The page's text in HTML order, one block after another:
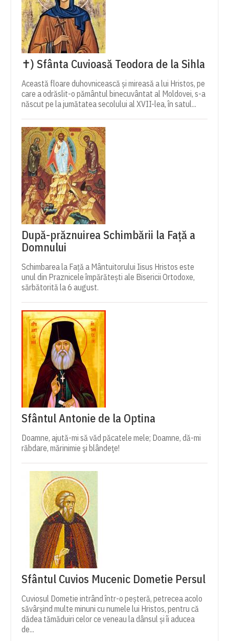
✝) Sfânta Cuvioasă Teodora de la Sihla
Această floare duhovnicească și mireasă a lui Hristos, pe
care a odrăslit-o pământul binecuvântat al Moldovei, s-a
născut pe la jumătatea secolului al XVII-lea, în satul...
După-prăznuirea Schimbării la Față a
Domnului
Schimbarea la Față a Mântuitorului Iisus Hristos este
unul din Praznicele împărătești ale Bisericii Ortodoxe,
sărbătorită la 6 august.
Sfântul Antonie de la Optina
Doamne, ajută-mi să văd păcatele mele; Doamne, dă-mi
răbdare, mărinimie şi blândeţe!
Sfântul Cuvios Mucenic Dometie Persul
Cuviosul Dometie intrând într-o peșteră, petrecea acolo
săvârșind multe minuni cu numele lui Hristos, pentru că
dădea tămăduiri celor ce veneau la dânsul și îi aducea
de...